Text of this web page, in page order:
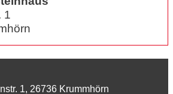
1
1, 26736 Krummhörn